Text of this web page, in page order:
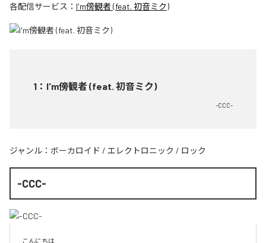
各配信サービス： I'm傍観者 (feat. 初音ミク)
1 ： I'm傍観者 (feat. 初音ミク)
-CCC-
ジャンル： ボーカロイド / エレクトロニック / ロック
-CCC-
こんにちは